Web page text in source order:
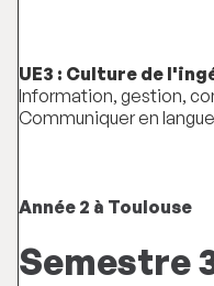
UE3 : Culture de
Information, gestion,
Communiquer en
Année 2 à Toulouse
Semestre